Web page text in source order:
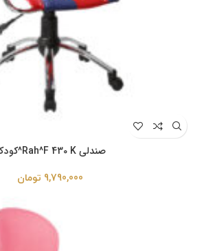
صندلی Rah^F 430 K^کودک
9,790,000 تومان